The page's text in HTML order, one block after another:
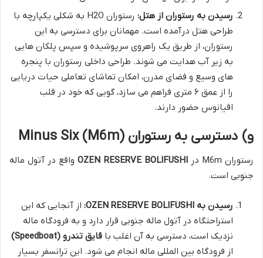
رسیدن به رستوران از هتل:
رستوران H2O به شکلی یکپارچه با
طراحی هتل درآمده است. مهمانان برای دسترسی به این
رستوران، از طریق یک راهروی سرپوشیده و سپس پلکان هایی
به زیر آب هدایت می شوند. طراحی داخلی رستوران با پنجره
های وسیع و فضای مدرن، امکان تماشای تعاملی حیات دریایی
را از عمق ۶ متری فراهم می سازد، گویی که خود در قلب
اقیانوس حضور دارند.
و) دسترسی به رستوران Minus Six (M6m)
رستوران M6m در OZEN RESERVE BOLIFUSHIواقع در آتول ماله
جنوبی است.
رسیدن به OZEN RESERVE BOLIFUSHI:
از آنجایی که این
استراحتگاه در آتول ماله جنوبی قرار دارد و به فرودگاه ماله
نزدیک است، دسترسی به آن اغلب با قایق تندرو (Speedboat)
از فرودگاه بین المللی ماله انجام می شود. این ترانسفر بسیار